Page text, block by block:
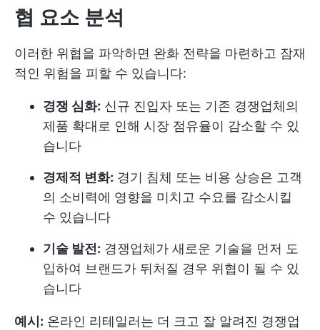
협 요소 분석
이러한 위협을 파악하면 완화 전략을 마련하고 잠재
적인 위험을 피할 수 있습니다:
경쟁 심화: 신규 진입자 또는 기존 경쟁업체의
제품 확대로 인해 시장 점유율이 감소할 수 있
습니다
경제적 변화: 경기 침체 또는 비용 상승은 고객
의 소비력에 영향을 미치고 수요를 감소시킬
수 있습니다
기술 발전: 경쟁업체가 새로운 기술을 먼저 도
입하여 브랜드가 뒤처질 경우 위협이 될 수 있
습니다
예시: 온라인 리테일러는 더 크고 잘 알려진 경쟁업